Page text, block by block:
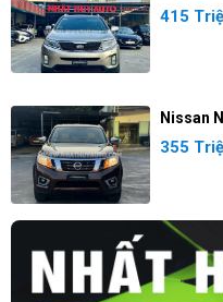
415
Nissan
355